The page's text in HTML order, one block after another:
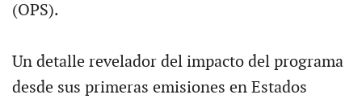
(OPS).
Un detalle revelador del impacto del programa
desde sus primeras emisiones en Estados